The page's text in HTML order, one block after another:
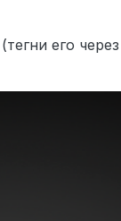
его через